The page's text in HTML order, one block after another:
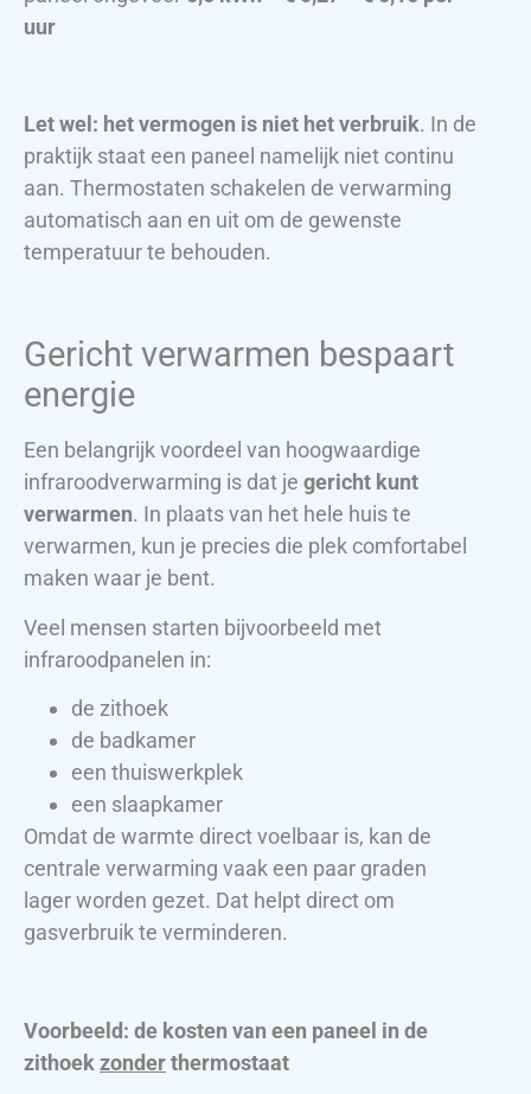
uur
Let wel: het vermogen is niet het verbruik. In de
praktijk staat een paneel namelijk niet continu
aan. Thermostaten schakelen de verwarming
automatisch aan en uit om de gewenste
temperatuur te behouden.
Gericht verwarmen bespaart
energie
Een belangrijk voordeel van hoogwaardige
infraroodverwarming is dat je gericht kunt
verwarmen. In plaats van het hele huis te
verwarmen, kun je precies die plek comfortabel
maken waar je bent.
Veel mensen starten bijvoorbeeld met
infraroodpanelen in:
de zithoek
de badkamer
een thuiswerkplek
een slaapkamer
Omdat de warmte direct voelbaar is, kan de
centrale verwarming vaak een paar graden
lager worden gezet. Dat helpt direct om
gasverbruik te verminderen.
Voorbeeld: de kosten van een paneel in de
zithoek zonderthermostaat